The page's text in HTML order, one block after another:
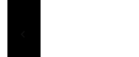
최대 300명의 학생들이 등록하며 다양